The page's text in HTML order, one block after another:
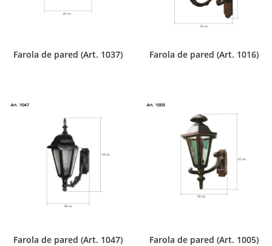
Farola de pared (Art. 1037) Farola de pared (Art. 1016)
Farola de pared (Art. 1047) Farola de pared (Art. 1005)